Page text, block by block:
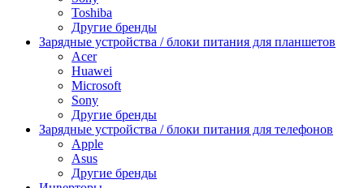
Toshiba
Другие бренды
Зарядные устройства / блоки питания для планшетов
Acer
Huawei
Microsoft
Sony
Другие бренды
Зарядные устройства / блоки питания для телефонов
Apple
Asus
Другие бренды